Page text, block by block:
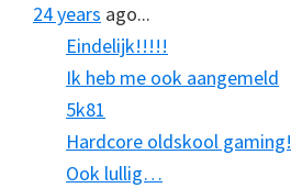
24 years ago...
Eindelijk!!!!!
Ik heb me ook aangemeld
5k81
Hardcore oldskool gaming!
Ook lullig…